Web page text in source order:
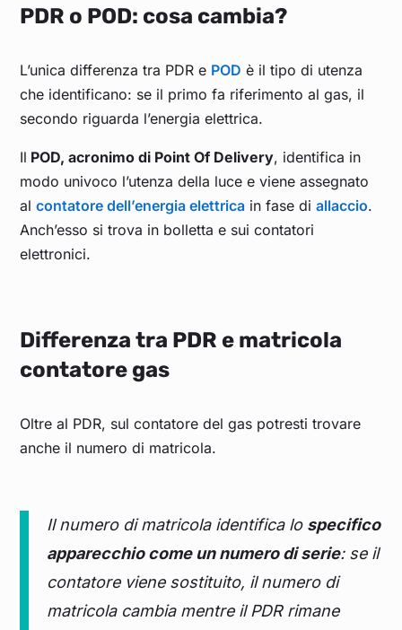
PDR o POD: cosa cambia?
L’unica differenza tra PDR e POD è il tipo di utenza
che identificano: se il primo fa riferimento al gas, il
secondo riguarda l’energia elettrica.
Il POD, acronimo di Point Of Delivery, identifica in
modo univoco l’utenza della luce e viene assegnato
alcontatore dell’energia elettrica in fase diallaccio.
Anch’esso si trova in bolletta e sui contatori
elettronici.
Differenza tra PDR e matricola
contatore gas
Oltre al PDR, sul contatore del gas potresti trovare
anche il numero di matricola.
Il numero di matricola identifica lo specifico
apparecchio come un numero di serie: se il
contatore viene sostituito, il numero di
matricola cambia mentre il PDR rimane